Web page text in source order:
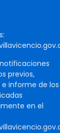
previos,
informe de los
en el